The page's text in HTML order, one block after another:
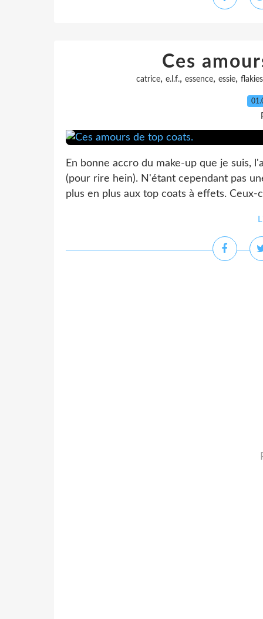
Ces
catrice, e.l.f., essence, essie, flakies
En bonne accro du make-up que je suis,
(pour rire hein). N'étant cependant pas
plus en plus aux top coats à effets.